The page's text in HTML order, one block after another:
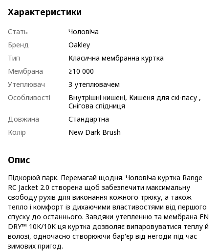
Характеристики
Стать
Чоловіча
Бренд
Oakley
Тип
Класична мембранна куртка
Мембрана
≥10 000
Утеплювач
З утеплювачем
Особливості
Внутрішні кишені, Кишеня для скі-пасу ,
Снігова спідниця
Довжина
Стандартна
Колір
New Dark Brush
Опис
Підкорюй парк. Перемагай щодня. Чоловіча куртка Range
RC Jacket 2.0 створена щоб забезпечити максимальну
свободу рухів для виконання кожного трюку, а також
тепло і комфорт із дихаючими властивостями від першого
спуску до останнього. Завдяки утепленню та мембрана FN
DRY™ 10K/10K ця куртка дозволяє випаровуватися теплу й
волозі, одночасно створюючи бар'єр від негоди під час
зимових пригод.